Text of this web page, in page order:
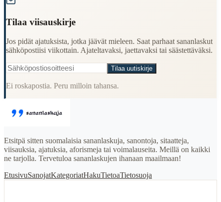
Tilaa viisauskirje
Jos pidät ajatuksista, jotka jäävät mieleen. Saat parhaat sananlaskut
sähköpostiisi viikottain. Ajateltavaksi, jaettavaksi tai säästettäväksi.
Tilaa uutiskirje
Ei roskapostia. Peru milloin tahansa.
Etsitpä sitten suomalaisia sananlaskuja, sanontoja, sitaatteja,
viisauksia, ajatuksia, aforismeja tai voimalauseita. Meillä on kaikki
ne tarjolla. Tervetuloa sananlaskujen ihanaan maailmaan!
EtusivuSanojatKategoriatHakuTietoaTietosuoja